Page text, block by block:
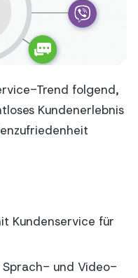
Trend folgend,
Kundenerlebnis
Kundenservice für
und Video-